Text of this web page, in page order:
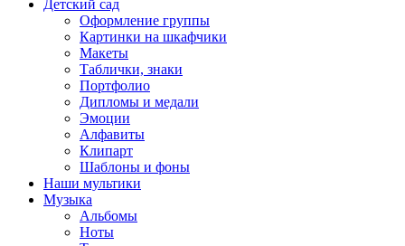
Детский сад
Оформление группы
Картинки на шкафчики
Макеты
Таблички, знаки
Портфолио
Дипломы и медали
Эмоции
Алфавиты
Клипарт
Шаблоны и фоны
Наши мультики
Музыка
Альбомы
Ноты